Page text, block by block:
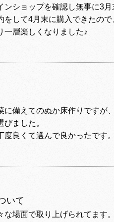
ショップを確認し無事に3月
をして4月末に購入できたの
一層楽しくなりました♪
備えてのぬか床作りですが、
ました。
良くて選んで良かったです。
いて
場面で取り上げられてます。